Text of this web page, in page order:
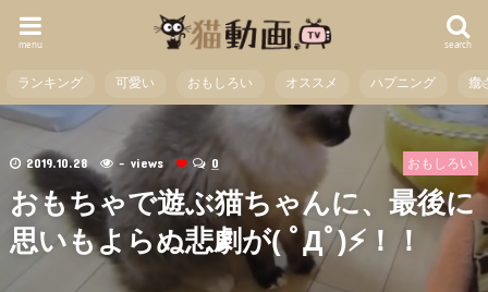
search
menu
ランキング 可愛い おもしろい オススメ ハプニング 癒
おもしろい
2019.10.28 - views 0
おもちゃで遊ぶ猫ちゃんに、最後に
思いもよらぬ悲劇が( ﾟДﾟ)⚡！！